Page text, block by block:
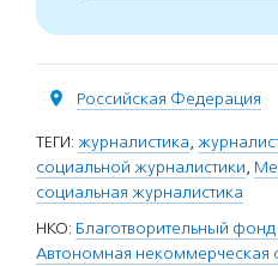
Российская Федерация
ТЕГИ: журналистика,
социальной журналистики,
социальная журналистика
НКО: Благотворительный фонд
Автономная некоммерческая